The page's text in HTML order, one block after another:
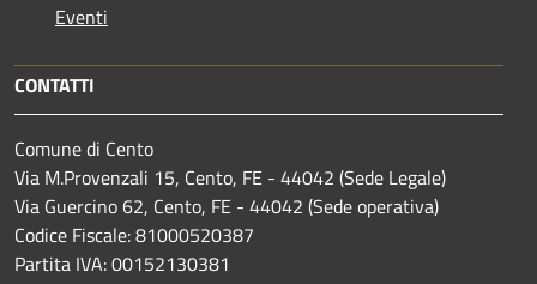
Eventi
CONTATTI
Comune di Cento
Via M.Provenzali 15, Cento, FE - 44042 (Sede Legale)
Via Guercino 62, Cento, FE - 44042 (Sede operativa)
Codice Fiscale: 81000520387
Partita IVA: 00152130381